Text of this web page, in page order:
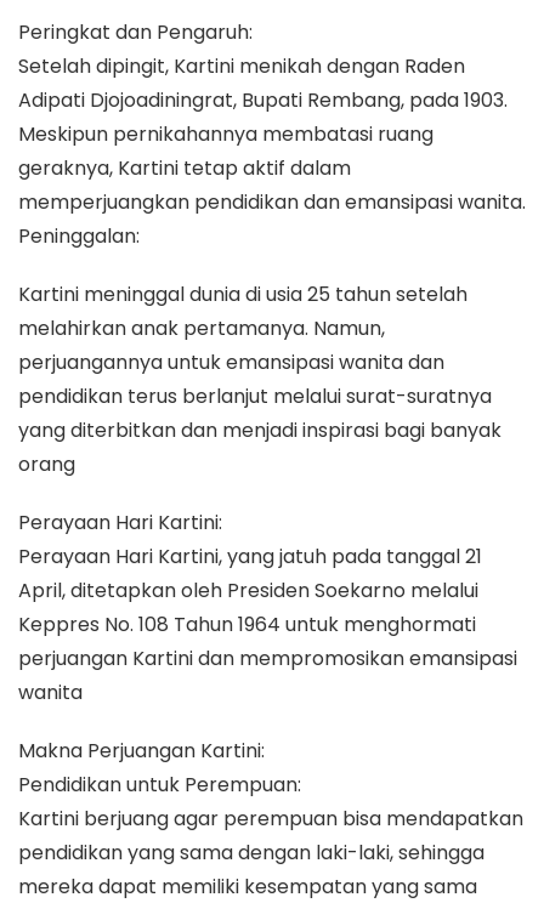
Peringkat dan Pengaruh:
Setelah dipingit, Kartini menikah dengan Raden
Adipati Djojoadiningrat, Bupati Rembang, pada 1903.
Meskipun pernikahannya membatasi ruang
geraknya, Kartini tetap aktif dalam
memperjuangkan pendidikan dan emansipasi wanita.
Peninggalan:
Kartini meninggal dunia di usia 25 tahun setelah
melahirkan anak pertamanya. Namun,
perjuangannya untuk emansipasi wanita dan
pendidikan terus berlanjut melalui surat-suratnya
yang diterbitkan dan menjadi inspirasi bagi banyak
orang
Perayaan Hari Kartini:
Perayaan Hari Kartini, yang jatuh pada tanggal 21
April, ditetapkan oleh Presiden Soekarno melalui
Keppres No. 108 Tahun 1964 untuk menghormati
perjuangan Kartini dan mempromosikan emansipasi
wanita
Makna Perjuangan Kartini:
Pendidikan untuk Perempuan:
Kartini berjuang agar perempuan bisa mendapatkan
pendidikan yang sama dengan laki-laki, sehingga
mereka dapat memiliki kesempatan yang sama